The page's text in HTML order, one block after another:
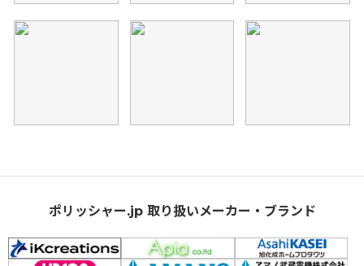
ポリッシャー.jp 取り扱いメーカー・ブランド